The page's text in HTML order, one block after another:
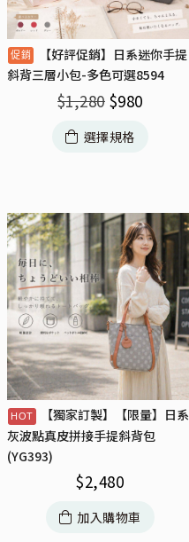
【好評促銷】日系迷你手提
斜背三層小包-多色可選8594
$1,280 $980
選擇規格
【獨家訂製】【限量】日系
灰波點真皮拼接手提斜背包
(YG393)
$2,480
加入購物車